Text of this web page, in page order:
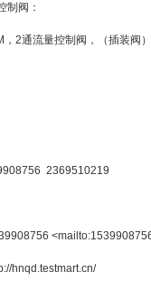
制阀：
，2通流量控制阀，（插装阀
:
2369510219
hnqd.testmart.cn/